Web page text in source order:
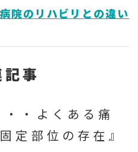
病院のリハビリとの違い
事
・よくある痛
定部位の存在』